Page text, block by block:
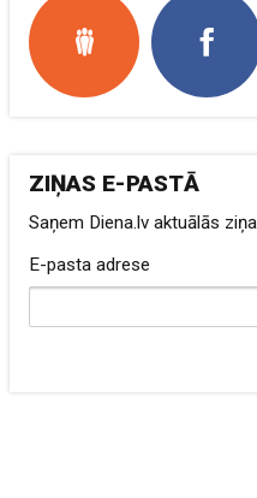
ZIŅAS E-PASTĀ
Saņem Diena.lv aktuālās
E-pasta adrese